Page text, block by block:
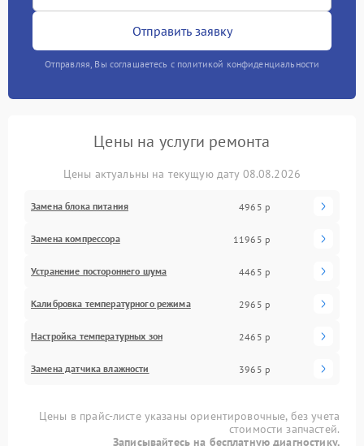
Отправить заявку
Отправляя, Вы соглашаетесь с политикой конфиденциальности
Цены на услуги ремонта
Цены актуальны на текущую дату 08.08.2026
Замена блока питания 4965 р
Замена компрессора 11965 р
Устранение постороннего шума 4465 р
Калибровка температурного режима 2965 р
Настройка температурных зон 2465 р
Замена датчика влажности 3965 р
Цены в прайс-листе указаны ориентировочные, без учета
стоимости запчастей.
Записывайтесь на бесплатную диагностику.